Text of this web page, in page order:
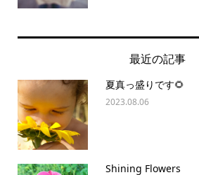
最近の記事
夏真っ盛りです🌻
2023.08.06
Shining Flowers